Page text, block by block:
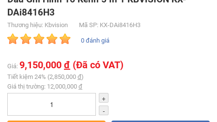
DAi8416H3
Thương hiệu: Kbvision Mã SP: KX-DAi8416H3
0 đánh giá
Giá: 9,150,000 đ (Đã có VAT)
Tiết kiệm 24% (2,850,000 đ)
Giá thị trường: 12,000,000 đ
+
-